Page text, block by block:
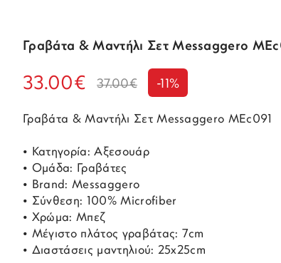
Γραβάτα & Μαντήλι Σετ Messaggero
33.00€ 37.00€ -11%
Γραβάτα & Μαντήλι Σετ Messaggero MEc091
• Κατηγορία: Αξεσουάρ
• Ομάδα: Γραβάτες
• Brand: Messaggero
• Σύνθεση: 100% Microfiber
• Χρώμα: Μπεζ
• Μέγιστο πλάτος γραβάτας: 7cm
• Διαστάσεις μαντηλιού: 25x25cm